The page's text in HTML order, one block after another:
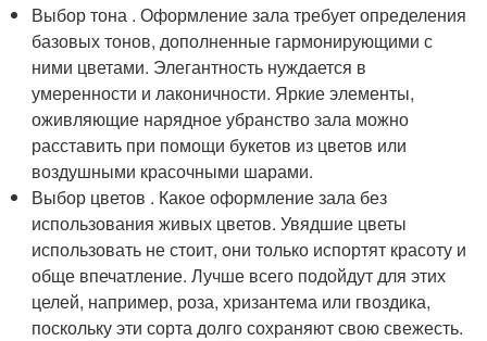
Выбор тона . Оформление зала требует определения
базовых тонов, дополненные гармонирующими с
ними цветами. Элегантность нуждается в
умеренности и лаконичности. Яркие элементы,
оживляющие нарядное убранство зала можно
расставить при помощи букетов из цветов или
воздушными красочными шарами.
Выбор цветов . Какое оформление зала без
использования живых цветов. Увядшие цветы
использовать не стоит, они только испортят красоту и
обще впечатление. Лучше всего подойдут для этих
целей, например, роза, хризантема или гвоздика,
поскольку эти сорта долго сохраняют свою свежесть.